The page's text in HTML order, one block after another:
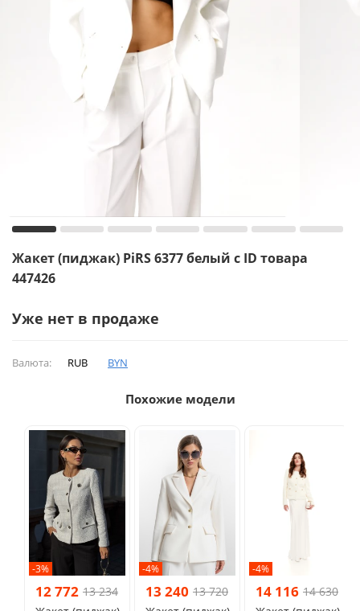
Жакет (пиджак) PiRS 6377 белый с ID товара
447426
Уже нет в продаже
Валюта: RUB BYN
Похожие модели
-3%
12 772 13 234
-4%
13 240 13 720
-4%
14 116 14 630